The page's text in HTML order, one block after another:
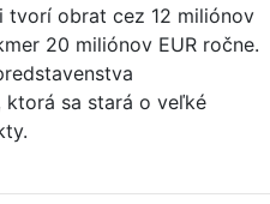
tvorí obrat cez 12 miliónov
20 miliónov EUR ročne.
ktorá sa stará o veľké